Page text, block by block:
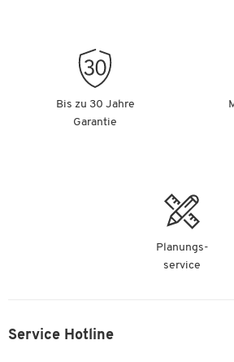
Schäfer Shop Select
Schübe + Utensilienschub,
Artikelnummer: 112437
Schäfer Shop Select
Schübe + Utensilienschub,
Artikelnummer: 112439
Bis zu 30 Jahre
Garantie
Planungs-
service
Service Hotline